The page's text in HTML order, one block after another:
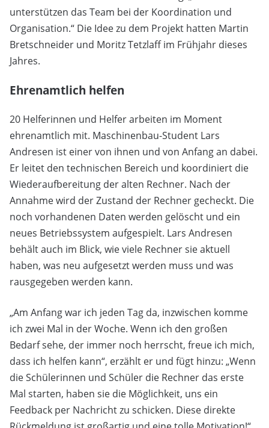
unterstützen das Team bei der Koordination und
Organisation.“ Die Idee zu dem Projekt hatten Martin
Bretschneider und Moritz Tetzlaff im Frühjahr dieses
Jahres.
Ehrenamtlich helfen
20 Helferinnen und Helfer arbeiten im Moment
ehrenamtlich mit. Maschinenbau-Student Lars
Andresen ist einer von ihnen und von Anfang an dabei.
Er leitet den technischen Bereich und koordiniert die
Wiederaufbereitung der alten Rechner. Nach der
Annahme wird der Zustand der Rechner gecheckt. Die
noch vorhandenen Daten werden gelöscht und ein
neues Betriebssystem aufgespielt. Lars Andresen
behält auch im Blick, wie viele Rechner sie aktuell
haben, was neu aufgesetzt werden muss und was
rausgegeben werden kann.
„Am Anfang war ich jeden Tag da, inzwischen komme
ich zwei Mal in der Woche. Wenn ich den großen
Bedarf sehe, der immer noch herrscht, freue ich mich,
dass ich helfen kann“, erzählt er und fügt hinzu: „Wenn
die Schülerinnen und Schüler die Rechner das erste
Mal starten, haben sie die Möglichkeit, uns ein
Feedback per Nachricht zu schicken. Diese direkte